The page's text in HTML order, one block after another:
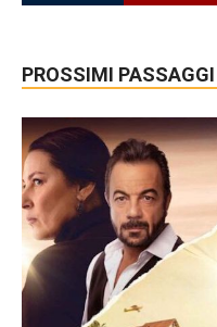
PROSSIMI PASSAGGI